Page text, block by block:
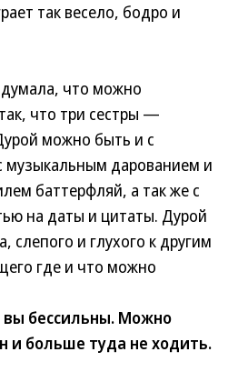
так весело, бодро и
что можно
что три сестры —
можно быть и с
музыкальным дарованием и
баттерфляй, а так же с
на даты и цитаты. Дурой
слепого и глухого к другим
где и что можно
бессильны. Можно
и больше туда не ходить.